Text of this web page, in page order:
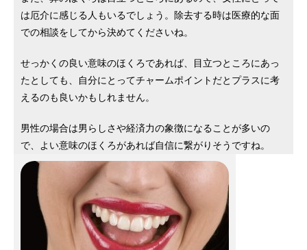
は厄介に感じる人もいるでしょう。除去する時は医療的な面
での相談をしてから決めてくださいね。
せっかくの良い意味のほくろであれば、目立つところにあっ
たとしても、自分にとってチャームポイントだとプラスに考
えるのも良いかもしれません。
男性の場合は男らしさや経済力の象徴になることが多いの
で、よい意味のほくろがあれば自信に繋がりそうですね。